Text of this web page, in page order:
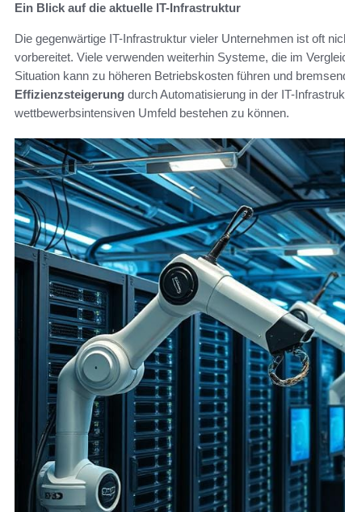
Ein Blick auf die aktuelle IT-Infrastruktur
Die gegenwärtige IT-Infrastruktur vieler Unternehmen ist oft
vorbereitet. Viele verwenden weiterhin Systeme, die im
Situation kann zu höheren Betriebskosten führen und
Effizienzsteigerung durch Automatisierung in der IT-
wettbewerbsintensiven Umfeld bestehen zu können.